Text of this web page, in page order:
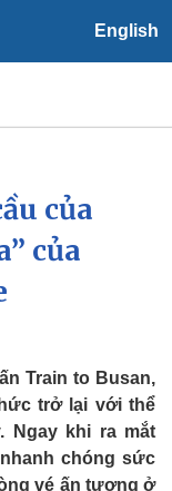
English
tiết
của
của
Train to Busan,
trở lại với thể
Ngay khi ra mắt
chóng sức
vé ấn tượng ở